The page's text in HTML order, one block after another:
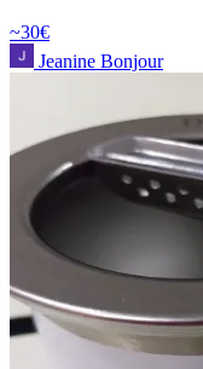
~30€
Jeanine Bonjour